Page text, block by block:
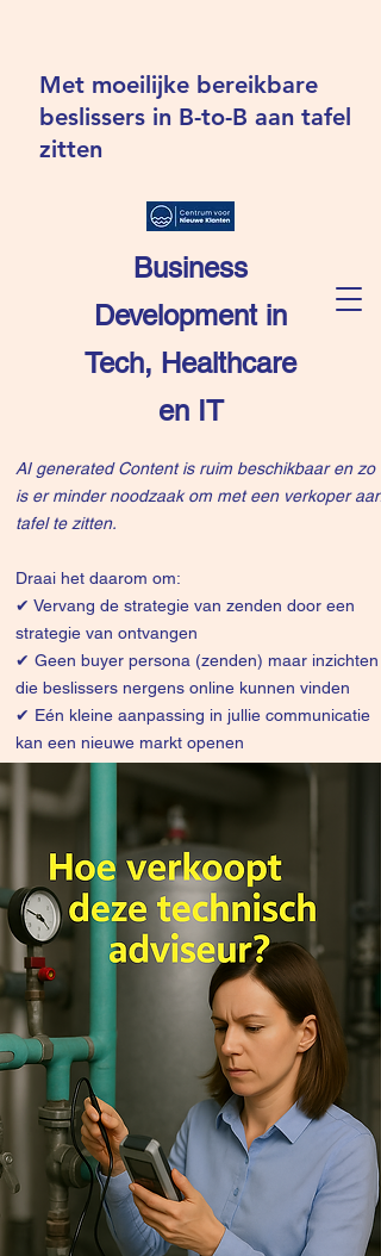
Business
Development in
Tech, Healthcare
en IT
Met moeilijke bereikbare
beslissers in B-to-B aan tafel
zitten
AI generated Content is ruim beschikbaar en zo
is er minder noodzaak om met een verkoper aan
tafel te zitten.
Draai het daarom om:
✔ Vervang de strategie van zenden door een
strategie van ontvangen
✔ Geen buyer persona (zenden) maar inzichten
die beslissers nergens online kunnen vinden
✔ Eén kleine aanpassing in jullie communicatie
kan een nieuwe markt openen